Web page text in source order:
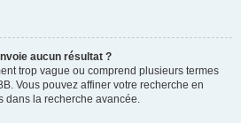
aucun résultat ?
trop vague ou comprend plusieurs termes
Vous pouvez affiner votre recherche en
dans la recherche avancée.